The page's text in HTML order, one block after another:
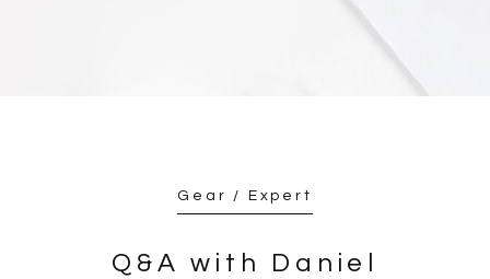
Gear / Expert
Q&A with Daniel